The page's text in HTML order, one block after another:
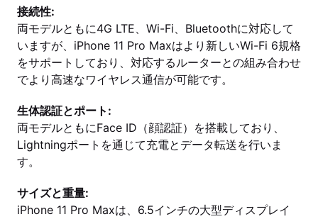
接続性:
両モデルともに4G LTE、Wi-Fi、Bluetoothに対応して
いますが、iPhone 11 Pro Maxはより新しいWi-Fi 6規格
をサポートしており、対応するルーターとの組み合わせ
でより高速なワイヤレス通信が可能です。
生体認証とポート:
両モデルともにFace ID（顔認証）を搭載しており、
Lightningポートを通じて充電とデータ転送を行いま
す。
サイズと重量:
iPhone 11 Pro Maxは、6.5インチの大型ディスプレイ